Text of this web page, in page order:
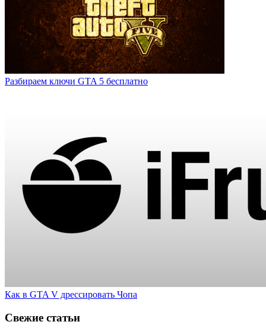
Разбираем ключи GTA 5 бесплатно
Как в GTA V дрессировать Чопа
Свежие статьи